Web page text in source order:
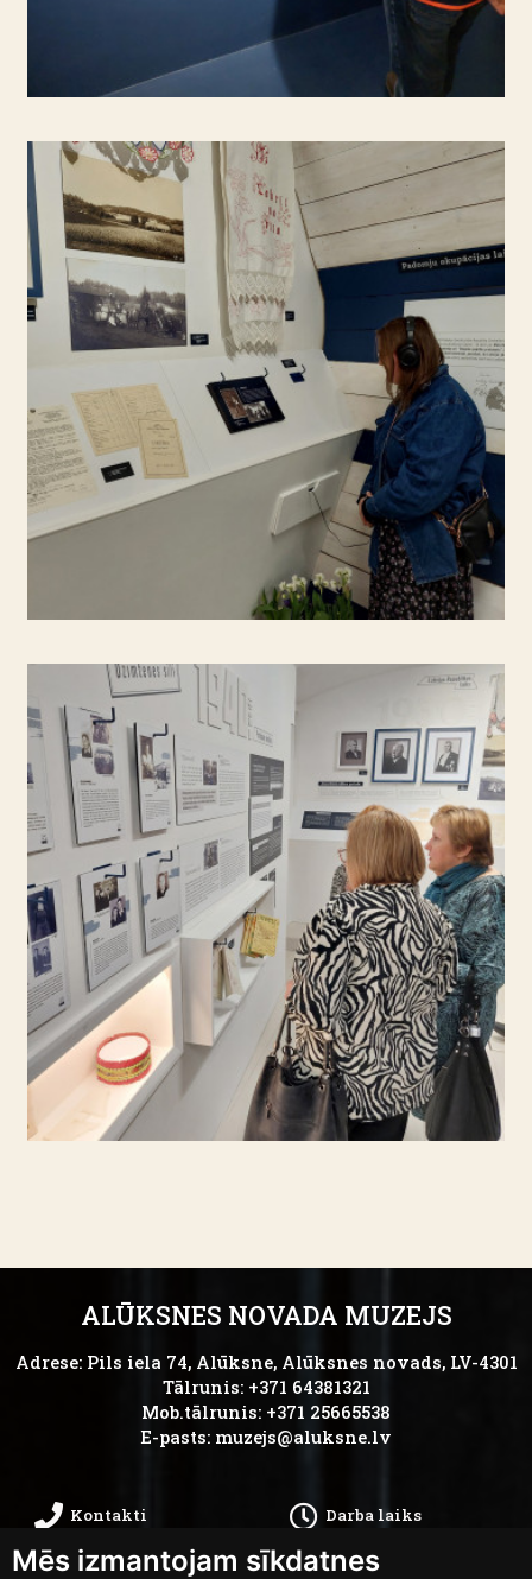
Mēs izmantojam sīkdatnes
ALŪKSNES NOVADA MUZEJS
Adrese: Pils iela 74, Alūksne, Alūksnes novads, LV-4301
Tālrunis: +371 64381321
Mob.tālrunis: +371 25665538
E-pasts: muzejs@aluksne.lv
Kontakti Darba laiks
Kā nokļūt Privātums